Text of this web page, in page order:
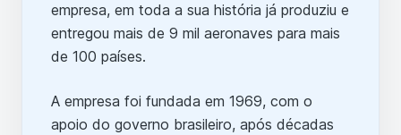
empresa, em toda a sua história já produziu e
entregou mais de 9 mil aeronaves para mais
de 100 países.
A empresa foi fundada em 1969, com o
apoio do governo brasileiro, após décadas